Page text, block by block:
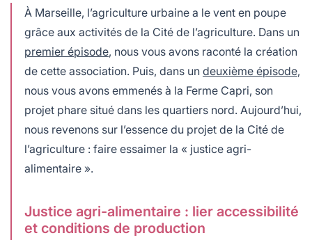
À Marseille, l’agriculture urbaine a le vent en poupe
grâce aux activités de la Cité de l’agriculture. Dans un
premier épisode, nous vous avons raconté la création
de cette association. Puis, dans un deuxième épisode,
nous vous avons emmenés à la Ferme Capri, son
projet phare situé dans les quartiers nord. Aujourd’hui,
nous revenons sur l’essence du projet de la Cité de
l’agriculture : faire essaimer la « justice agri-
alimentaire ».
Justice agri-alimentaire : lier accessibilité
et conditions de production